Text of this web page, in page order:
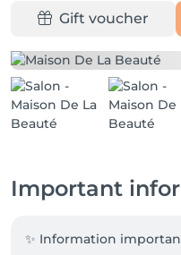
Gift voucher
Important
✨ Information